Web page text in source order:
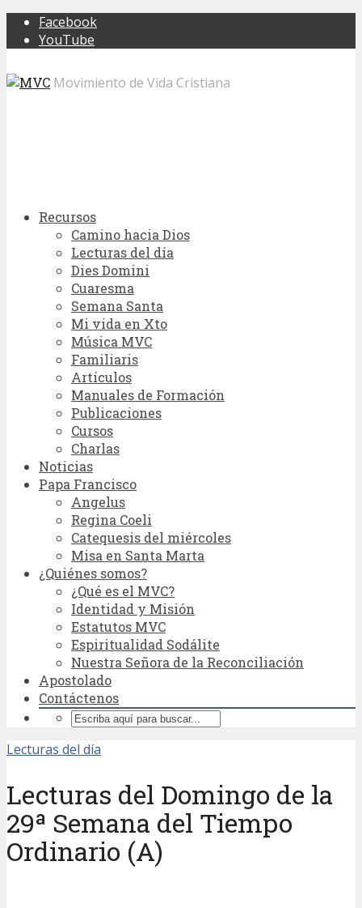
Facebook
YouTube
Movimiento de Vida Cristiana
Recursos
Camino hacia Dios
Lecturas del día
Dies Domini
Cuaresma
Semana Santa
Mi vida en Xto
Música MVC
Familiaris
Artículos
Manuales de Formación
Publicaciones
Cursos
Charlas
Noticias
Papa Francisco
Angelus
Regina Coeli
Catequesis del miércoles
Misa en Santa Marta
¿Quiénes somos?
¿Qué es el MVC?
Identidad y Misión
Estatutos MVC
Espiritualidad Sodálite
Nuestra Señora de la Reconciliación
Apostolado
Contáctenos
Lecturas del día
Lecturas del Domingo de la
29ª Semana del Tiempo
Ordinario (A)